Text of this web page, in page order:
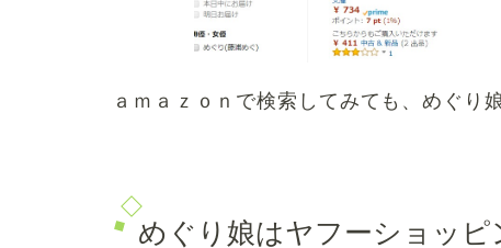
ａｍａｚｏｎで検索してみても、めぐり
めぐり娘はヤフーショッピ